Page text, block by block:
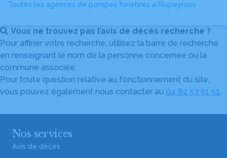
Toutes les agences de pompes funèbres à Riupeyrous
Vous ne trouvez pas l’avis de décès recherché ?
Pour affiner votre recherche, utilisez la barre de recherche
en renseignant le nom de la personne concernée ou la
commune associée.
Pour toute question relative au fonctionnement du site,
vous pouvez également nous contacter au 04 82 53 51 51.
Nos services
Avis de décès